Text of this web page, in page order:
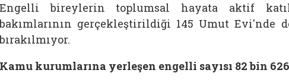
Engelli bireylerin toplumsal hayata aktif
bakımlarının gerçekleştirildiği 145 Umut Evi'nde
bırakılmıyor.
Kamu kurumlarına yerleşen engelli sayısı 82 bin